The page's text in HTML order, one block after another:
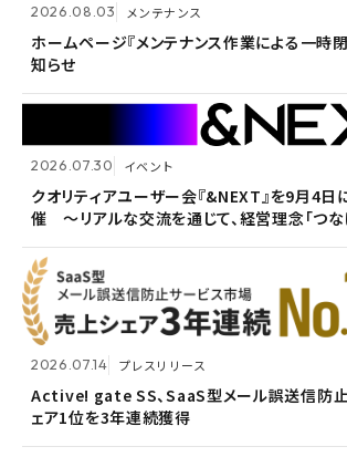
2026.08.03 メンテナンス
ホームページ『メンテナンス作業による一時
知らせ
2026.07.30 イベント
クオリティアユーザー会『&NEXT』を9月4日
催 〜リアルな交流を通じて、経営理念「つな
2026.07.14 プレスリリース
Active! gate SS、SaaS型メール誤送信防
ェア1位を3年連続獲得
Active! gate SS、SaaS型メール誤送信防止
ェア1位を3年連続獲得
2026.07.09 自社ウェビナー
<7/30 ウェビナー開催>いまさら聞けない
2026.06.18 プレスリリース
富山県内7信用金庫、DEEPMailとPOWER
2026.05.14 メンテナンス
ホームページ『メンテナンス作業による一時閉
2026.05.13 メンテナンス
ホームページ『メンテナンス作業による一時閉
知らせ
お知らせ